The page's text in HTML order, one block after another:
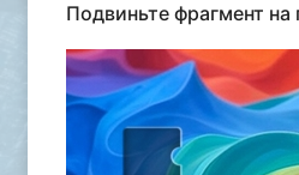
Подвиньте фрагмент